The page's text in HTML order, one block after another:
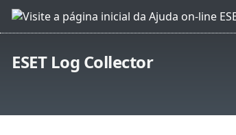
ESET Log Collector